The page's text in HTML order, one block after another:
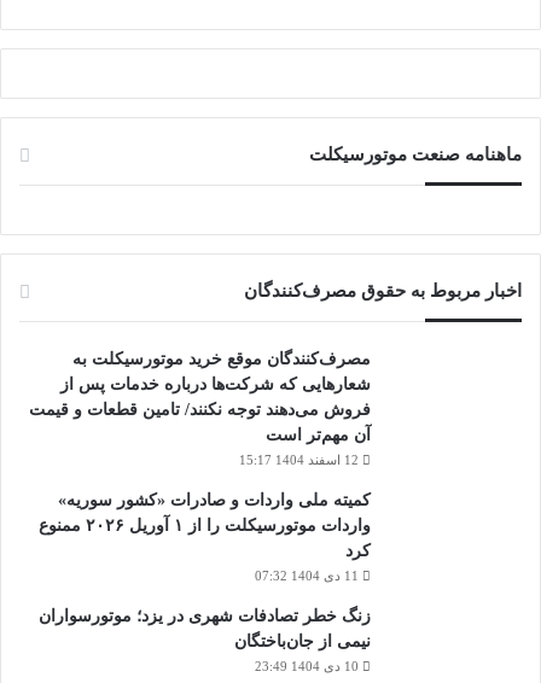
ماهنامه صنعت موتورسیکلت
اخبار مربوط به حقوق مصرف‌کنندگان
مصرف‌کنندگان موقع خرید موتورسیکلت به
شعارهایی که شرکت‌ها درباره خدمات پس از
فروش می‌دهند توجه نکنند/ تامین قطعات و قیمت
آن مهم‌تر است
12 اسفند 1404 15:17
کمیته ملی واردات و صادرات «کشور سوریه»
واردات موتورسیکلت را از ۱ آوریل ۲۰۲۶ ممنوع
کرد
11 دی 1404 07:32
زنگ خطر تصادفات شهری در یزد؛ موتورسواران
نیمی از جان‌باختگان
10 دی 1404 23:49